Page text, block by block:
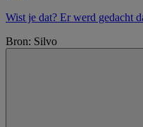
Wist je dat? Er werd gedacht
Bron: Silvo